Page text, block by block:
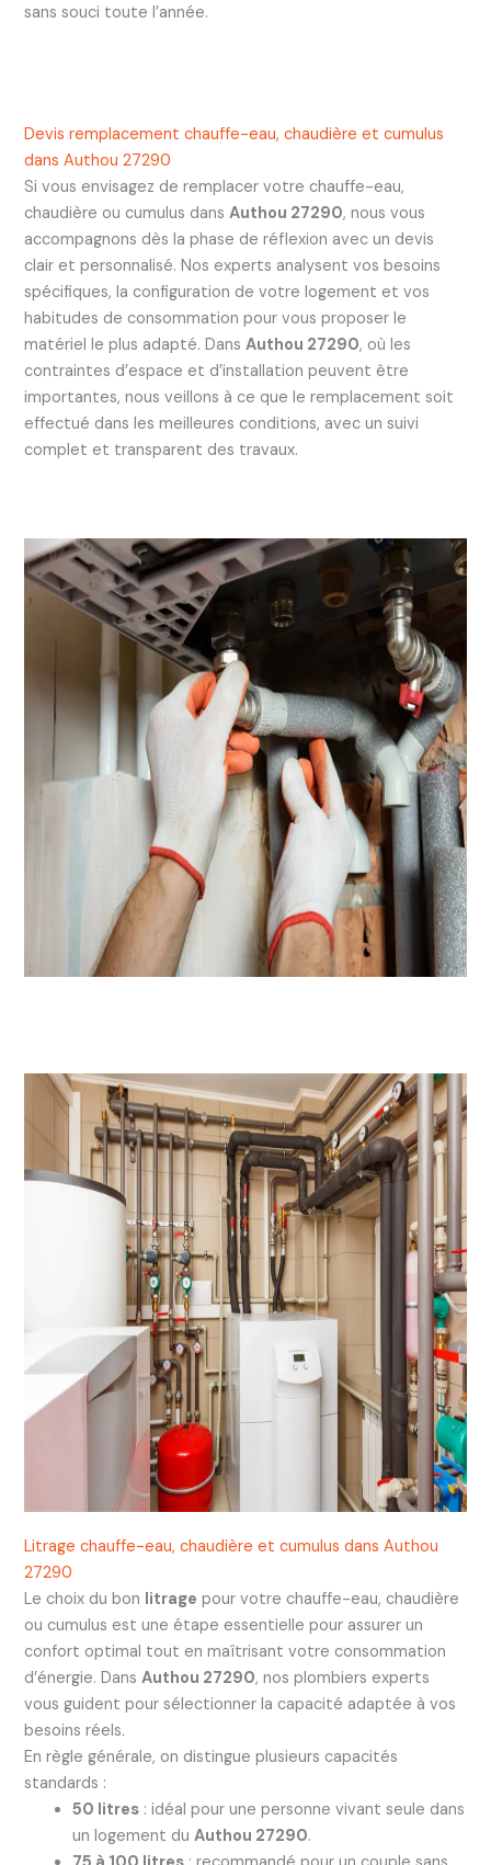
sans souci toute l’année.
Devis remplacement chauffe-eau, chaudière et cumulus
dans Authou 27290
Si vous envisagez de remplacer votre chauffe-eau,
chaudière ou cumulus dans Authou 27290, nous vous
accompagnons dès la phase de réflexion avec un devis
clair et personnalisé. Nos experts analysent vos besoins
spécifiques, la configuration de votre logement et vos
habitudes de consommation pour vous proposer le
matériel le plus adapté. Dans Authou 27290, où les
contraintes d’espace et d’installation peuvent être
importantes, nous veillons à ce que le remplacement soit
effectué dans les meilleures conditions, avec un suivi
complet et transparent des travaux.
Litrage chauffe-eau, chaudière et cumulus dans Authou
27290
Le choix du bon litrage pour votre chauffe-eau, chaudière
ou cumulus est une étape essentielle pour assurer un
confort optimal tout en maîtrisant votre consommation
d’énergie. Dans Authou 27290, nos plombiers experts
vous guident pour sélectionner la capacité adaptée à vos
besoins réels.
En règle générale, on distingue plusieurs capacités
standards :
50 litres: idéal pour une personne vivant seule dans
un logement du Authou 27290.